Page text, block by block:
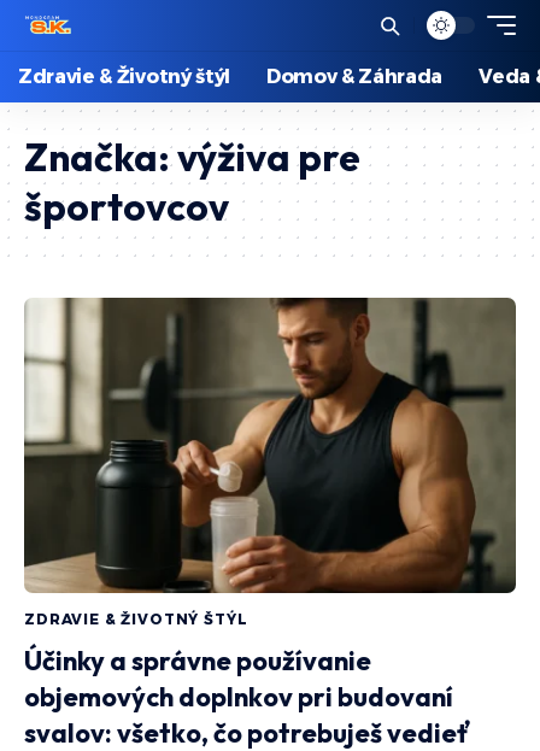
Zdravie & Životný štýl Domov & Záhrada Veda
Značka:výživa pre
športovcov
ZDRAVIE & ŽIVOTNÝ ŠTÝL
Účinky a správne používanie
objemových doplnkov pri budovaní
svalov: všetko, čo potrebuješ vedieť